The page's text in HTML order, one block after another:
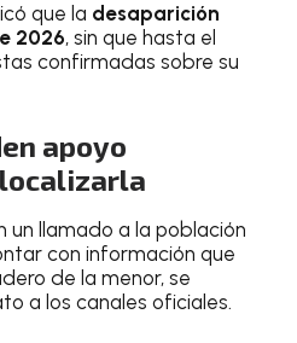
que la desaparición
2026, sin que hasta el
confirmadas sobre su
apoyo
un llamado a la población
con información que
de la menor, se
a los canales oficiales.